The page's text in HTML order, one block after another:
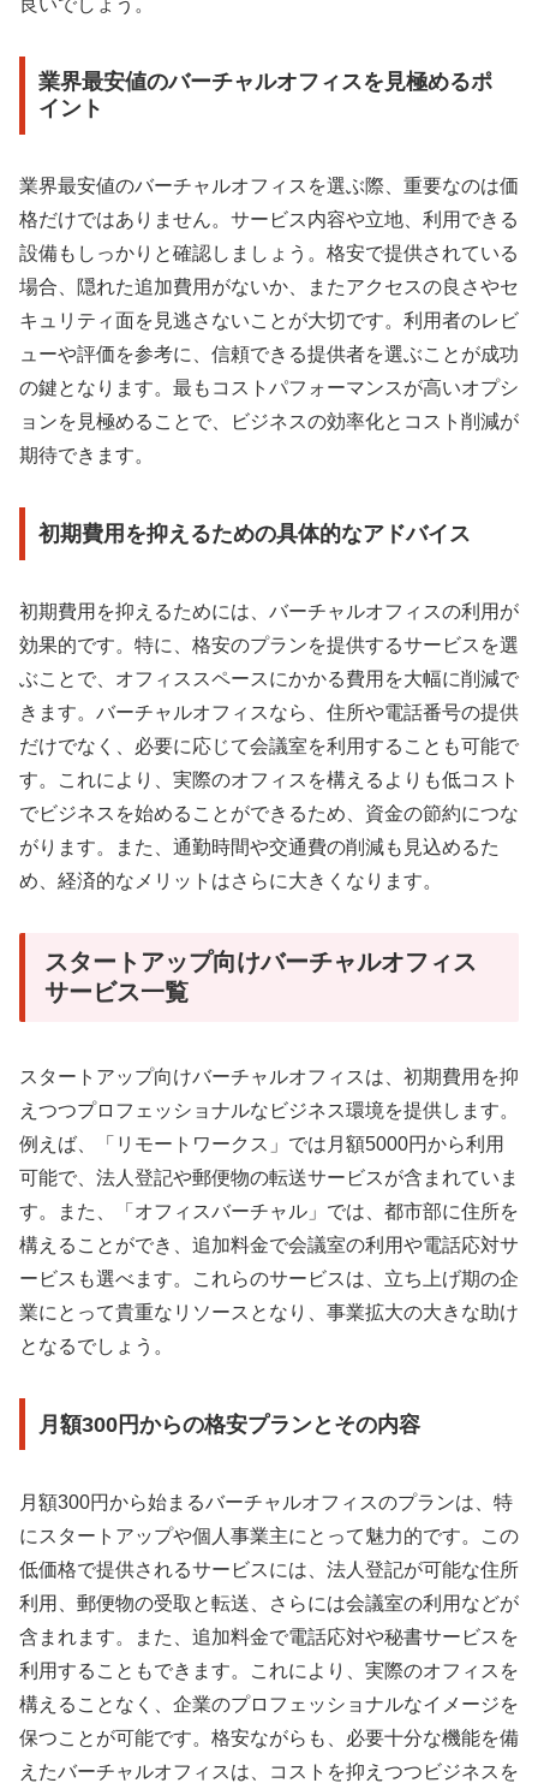
業界最安値のバーチャルオフィスを見極めるポ
イント
業界最安値のバーチャルオフィスを選ぶ際、重要なのは価
格だけではありません。サービス内容や立地、利用できる
設備もしっかりと確認しましょう。格安で提供されている
場合、隠れた追加費用がないか、またアクセスの良さやセ
キュリティ面を見逃さないことが大切です。利用者のレビ
ューや評価を参考に、信頼できる提供者を選ぶことが成功
の鍵となります。最もコストパフォーマンスが高いオプシ
ョンを見極めることで、ビジネスの効率化とコスト削減が
期待できます。
初期費用を抑えるための具体的なアドバイス
初期費用を抑えるためには、バーチャルオフィスの利用が
効果的です。特に、格安のプランを提供するサービスを選
ぶことで、オフィススペースにかかる費用を大幅に削減で
きます。バーチャルオフィスなら、住所や電話番号の提供
だけでなく、必要に応じて会議室を利用することも可能で
す。これにより、実際のオフィスを構えるよりも低コスト
でビジネスを始めることができるため、資金の節約につな
がります。また、通勤時間や交通費の削減も見込めるた
め、経済的なメリットはさらに大きくなります。
スタートアップ向けバーチャルオフィス
サービス一覧
スタートアップ向けバーチャルオフィスは、初期費用を抑
えつつプロフェッショナルなビジネス環境を提供します。
例えば、「リモートワークス」では月額5000円から利用
可能で、法人登記や郵便物の転送サービスが含まれていま
す。また、「オフィスバーチャル」では、都市部に住所を
構えることができ、追加料金で会議室の利用や電話応対サ
ービスも選べます。これらのサービスは、立ち上げ期の企
業にとって貴重なリソースとなり、事業拡大の大きな助け
となるでしょう。
月額300円からの格安プランとその内容
月額300円から始まるバーチャルオフィスのプランは、特
にスタートアップや個人事業主にとって魅力的です。この
低価格で提供されるサービスには、法人登記が可能な住所
利用、郵便物の受取と転送、さらには会議室の利用などが
含まれます。また、追加料金で電話応対や秘書サービスを
利用することもできます。これにより、実際のオフィスを
構えることなく、企業のプロフェッショナルなイメージを
保つことが可能です。格安ながらも、必要十分な機能を備
えたバーチャルオフィスは、コストを抑えつつビジネスを